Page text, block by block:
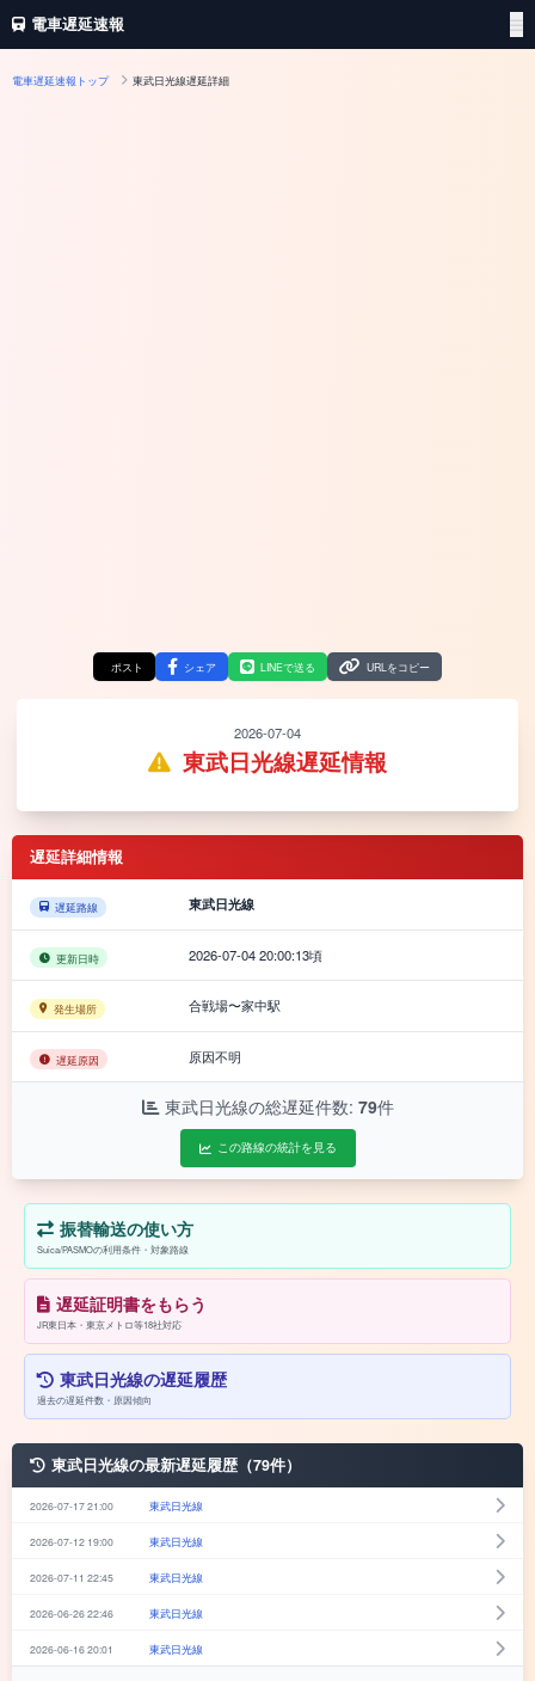
電車遅延速報
電車遅延速報トップ 東武日光線遅延詳細
ポスト シェア LINEで送る URLをコピー
2026-07-04
東武日光線遅延情報
遅延詳細情報
遅延路線 東武日光線
更新日時 2026-07-04 20:00:13頃
発生場所 合戦場〜家中駅
遅延原因 原因不明
東武日光線の総遅延件数: 79件
この路線の統計を見る
振替輸送の使い方
Suica/PASMOの利用条件・対象路線
遅延証明書をもらう
JR東日本・東京メトロ等18社対応
東武日光線の遅延履歴
過去の遅延件数・原因傾向
東武日光線の最新遅延履歴（79件）
2026-07-17 21:00 東武日光線
2026-07-12 19:00 東武日光線
2026-07-11 22:45 東武日光線
2026-06-26 22:46 東武日光線
2026-06-16 20:01 東武日光線